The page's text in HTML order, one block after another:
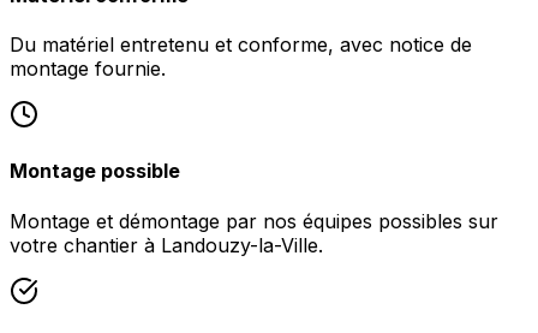
Du matériel entretenu et conforme, avec notice de
montage fournie.
Montage possible
Montage et démontage par nos équipes possibles sur
votre chantier à Landouzy-la-Ville.